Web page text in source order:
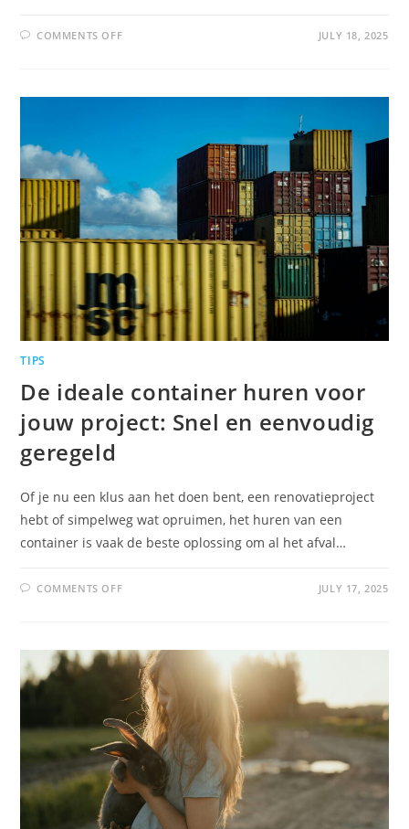
COMMENTS OFF JULY 18, 2025
TIPS
De ideale container huren voor
jouw project: Snel en eenvoudig
geregeld
Of je nu een klus aan het doen bent, een renovatieproject
hebt of simpelweg wat opruimen, het huren van een
container is vaak de beste oplossing om al het afval…
COMMENTS OFF JULY 17, 2025